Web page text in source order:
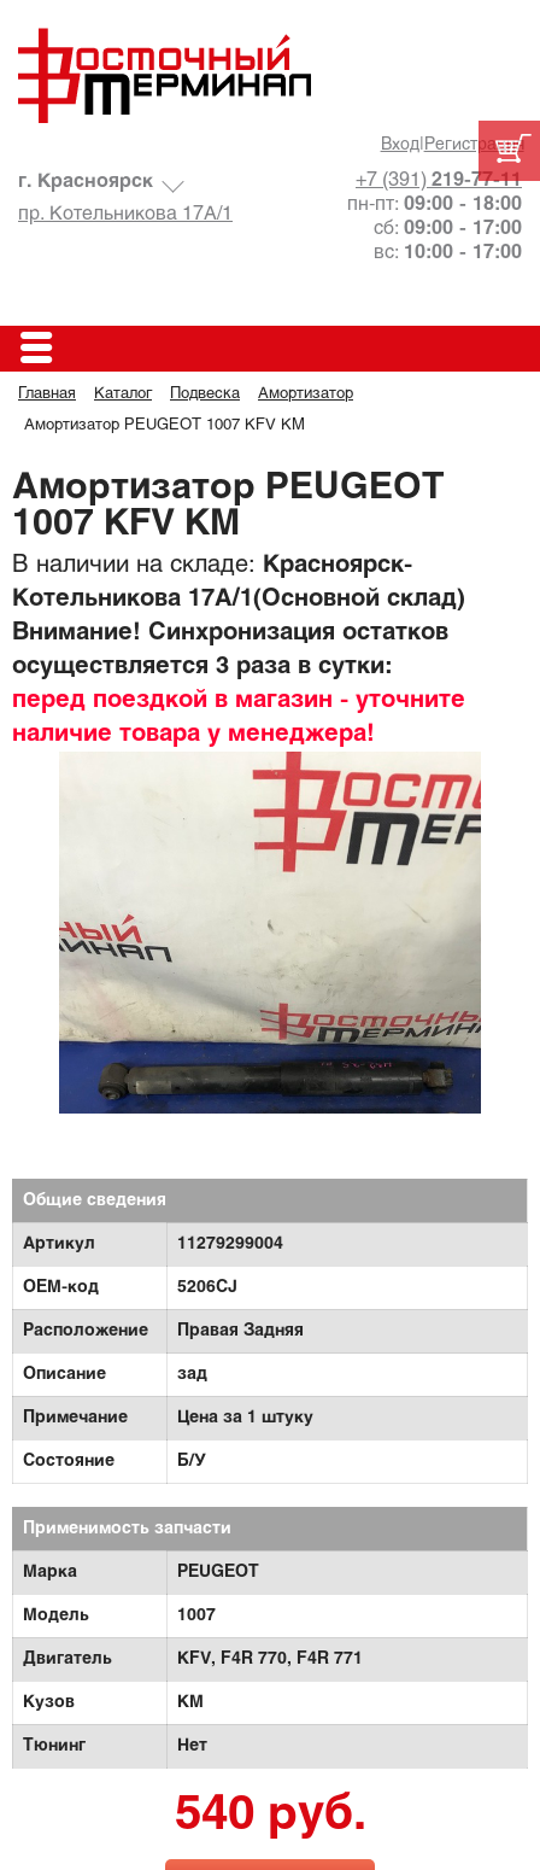
Вход| Регистрация
+7 (391) 219-77-11
пн-пт: 09:00 - 18:00
сб: 09:00 - 17:00
вс: 10:00 - 17:00
г. Красноярск
пр. Котельникова 17А/1
Главная Каталог Подвеска Амортизатор
Амортизатор PEUGEOT 1007 KFV KM
Амортизатор PEUGEOT
1007 KFV KM
В наличии на складе:
Красноярск-
Котельникова 17А/1(Основной склад)
Внимание! Синхронизация остатков
осуществляется 3 раза в сутки:
перед поездкой в магазин - уточните
наличие товара у менеджера!
Общие сведения
Артикул 11279299004
OEM-код 5206CJ
Расположение Правая Задняя
Описание зад
Примечание Цена за 1 штуку
Состояние Б/У
Применимость запчасти
Марка PEUGEOT
Модель 1007
Двигатель KFV, F4R 770, F4R 771
Кузов KM
Тюнинг Нет
540 руб.